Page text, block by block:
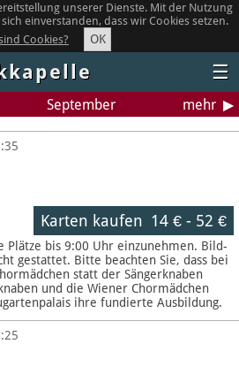
unserer Dienste. Mit der Nutzung
einverstanden, dass wir Cookies setzen.
Cookies?
OK
☰
September mehr
Karten kaufen 14 €- 52 €
Plätze bis 9:00 Uhr einzunehmen. Bild-
gestattet. Bitte beachten Sie, dass bei
statt der Sängerknaben
und die Wiener Chormädchen
ihre fundierte Ausbildung.